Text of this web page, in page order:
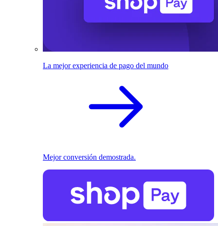
La mejor experiencia de pago del mundo
Mejor conversión demostrada.